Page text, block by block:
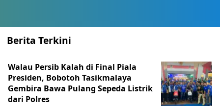
Berita Terkini
Walau Persib Kalah di Final Piala
Presiden, Bobotoh Tasikmalaya
Gembira Bawa Pulang Sepeda Listrik
dari Polres